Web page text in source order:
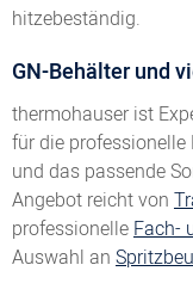
hitzebeständig.
GN-Behälter und
thermohauser ist
für die
und das passende
Angebot reicht von
professionelleFach-
Auswahl an